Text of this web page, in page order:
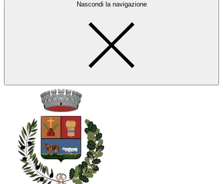
Nascondi la navigazione